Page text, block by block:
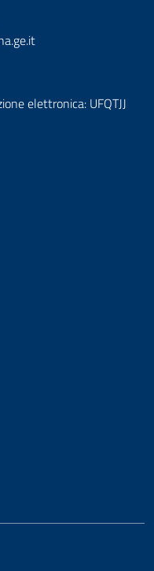
elettronica: UFQTJJ